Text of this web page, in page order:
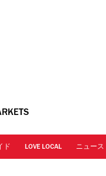
ド LOVE LOCAL ニュース